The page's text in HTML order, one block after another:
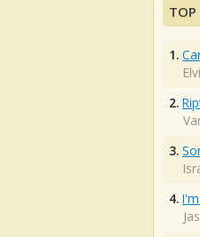
TOP
1.
2.
3.
4.